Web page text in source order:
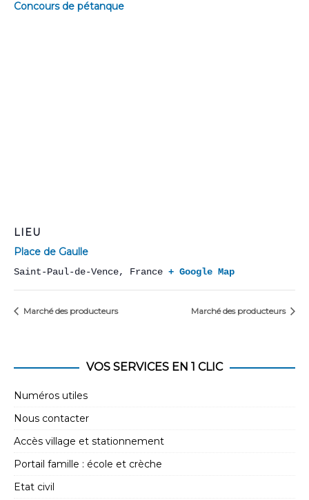
Concours de pétanque
LIEU
Place de Gaulle
Saint-Paul-de-Vence, France + Google Map
Marché des producteurs Marché des producteurs
VOS SERVICES EN 1 CLIC
Numéros utiles
Nous contacter
Accès village et stationnement
Portail famille : école et crèche
Etat civil